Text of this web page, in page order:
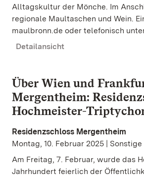
Alltagskultur der Mönche. Im
regionale Maultaschen und Wein.
maulbronn.de oder telefonisch
Detailansicht
Über Wien und
Mergentheim:
Hochmeister-
Residenzschloss Mergentheim
Montag, 10. Februar 2025 |
Am Freitag, 7. Februar, wurde das
Jahrhundert feierlich der